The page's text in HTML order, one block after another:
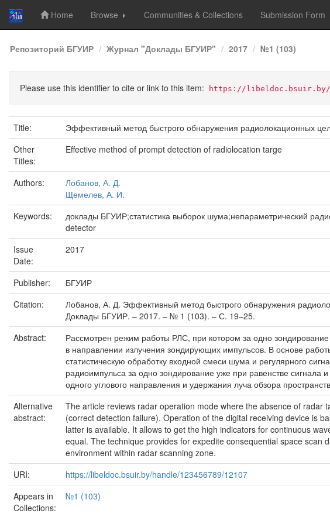
Skip
navigation
Home Browse Communities & Collections Submission Form
Репозиторий БГУИР Журнал "Доклады БГУИР" 2017 №1 (103)
Please use this identifier to cite or link to this item: https://libeldoc.bsuir.by/
Title:
Эффективный метод быстрого обнаружения радиолокационных
Other
Titles:
Effective method of prompt detection of radiolocation targe
Authors:
Лобанов, А. Д.
Щемелев, А. И.
Keywords:
доклады БГУИР;статистика выборок шума;непараметрический
detector
Issue
Date:
2017
Publisher:
БГУИР
Citation:
Лобанов, А. Д. Эффективный метод быстрого обнаружения
Доклады БГУИР. – 2017. – № 1 (103). – С. 19–25.
Abstract:
Рассмотрен режим работы РЛС, при котором за одно
в направлении излучения зондирующих импульсов. В основе
статистическую обработку входной смеси шума и регулярного
радиоимпульса за одно зондирование уже при равенстве сигнала
одного углового направления и удержания луча обзора
Alternative
abstract:
The article reviews radar operation mode where the absence of
(correct detection failure). Operation of the digital receiving device is
latter is available. It allows to get the high indicators for continuous
equal. The technique provides for expedite consequential space
environment within radar scanning zone.
URI:
https://libeldoc.bsuir.by/handle/123456789/12107
Appears in
Collections:
№1 (103)